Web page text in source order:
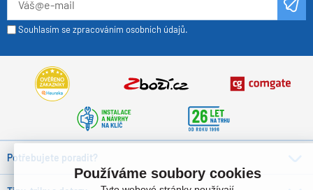
Souhlasím se zpracováním osobních údajů.
Potřebujete poradit?
Používáme soubory cookies